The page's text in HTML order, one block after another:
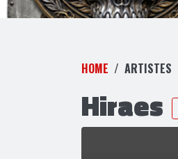
HOME ARTISTES
Hiraes